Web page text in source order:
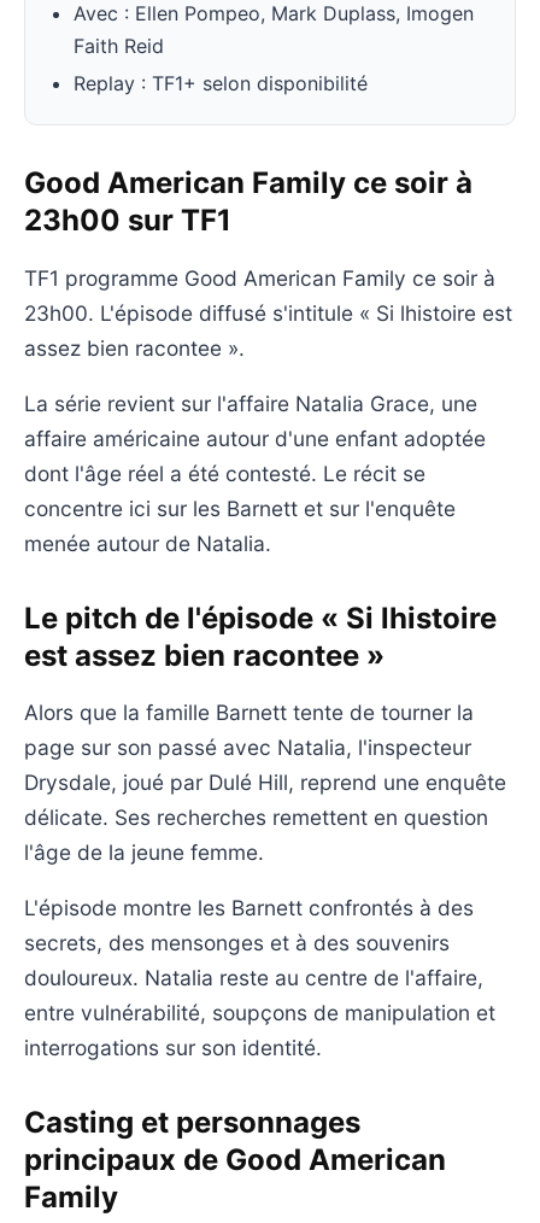
Avec : Ellen Pompeo, Mark Duplass, Imogen
Faith Reid
Replay : TF1+ selon disponibilité
Good American Family ce soir à
23h00 sur TF1
TF1 programme Good American Family ce soir à
23h00. L'épisode diffusé s'intitule « Si lhistoire est
assez bien racontee ».
La série revient sur l'affaire Natalia Grace, une
affaire américaine autour d'une enfant adoptée
dont l'âge réel a été contesté. Le récit se
concentre ici sur les Barnett et sur l'enquête
menée autour de Natalia.
Le pitch de l'épisode « Si lhistoire
est assez bien racontee »
Alors que la famille Barnett tente de tourner la
page sur son passé avec Natalia, l'inspecteur
Drysdale, joué par Dulé Hill, reprend une enquête
délicate. Ses recherches remettent en question
l'âge de la jeune femme.
L'épisode montre les Barnett confrontés à des
secrets, des mensonges et à des souvenirs
douloureux. Natalia reste au centre de l'affaire,
entre vulnérabilité, soupçons de manipulation et
interrogations sur son identité.
Casting et personnages
principaux de Good American
Family